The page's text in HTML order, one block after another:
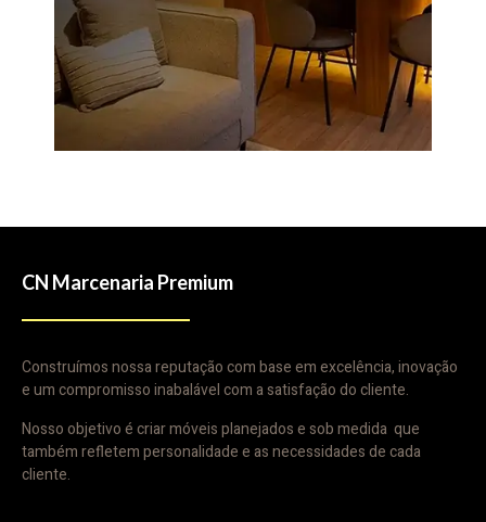
CN Marcenaria Premium
Construímos nossa reputação com base em excelência, inovação
e um compromisso inabalável com a satisfação do cliente.
Nosso objetivo é criar móveis planejados e sob medida que
também refletem personalidade e as necessidades de cada
cliente.